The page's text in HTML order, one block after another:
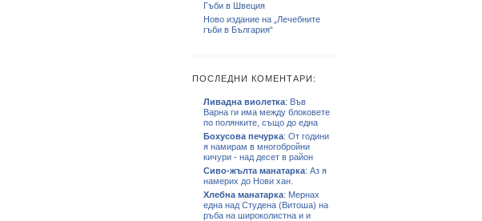
Гъби в Швеция
Ново издание на „Лечебните
гъби в България“
ПОСЛЕДНИ КОМЕНТАРИ:
Ливадна виолетка: Във
Варна ги има между блоковете
по полянките, също до една
Бохусова печурка: От години
я намирам в многобройни
кичури - над десет в район
Сиво-жълта манатарка: Аз я
намерих до Нови хан.
Хлебна манатарка: Мернах
една над Студена (Витоша) на
ръба на широколистна и и